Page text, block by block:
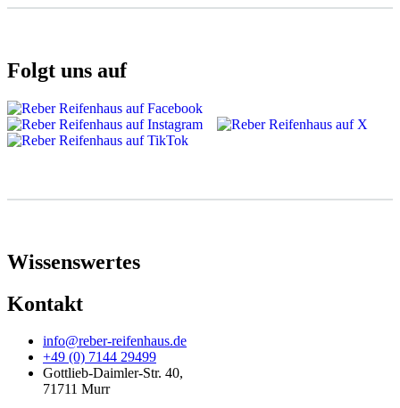
Folgt uns auf
Wissenswertes
Kontakt
info@reber-reifenhaus.de
+49 (0) 7144 29499
Gottlieb-Daimler-Str. 40,
71711 Murr